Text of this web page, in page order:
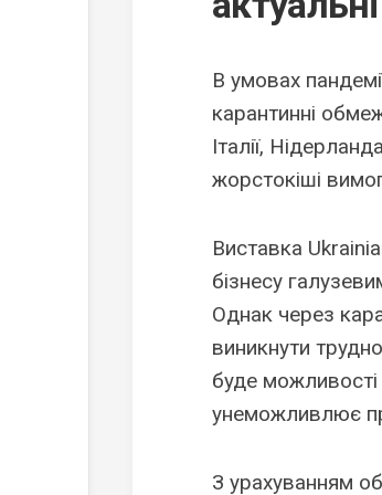
В умовах
карантинні
Італії,
жорстокіші
Виставка
бізнесу
Однак через
виникнути
буде можливості
унеможливлює
З урахуванням